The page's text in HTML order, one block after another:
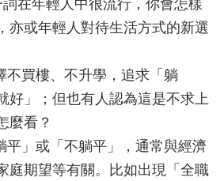
亦或年輕人對待生活方式的新選
不買樓、不升學，追求「躺
好」；但也有人認為這是不求上
麼看？
平」或「不躺平」，通常與經濟
庭期望等有關。比如出現「全職